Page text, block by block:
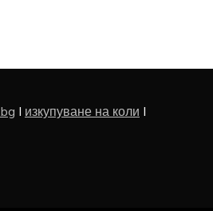
I изкупуване на коли I